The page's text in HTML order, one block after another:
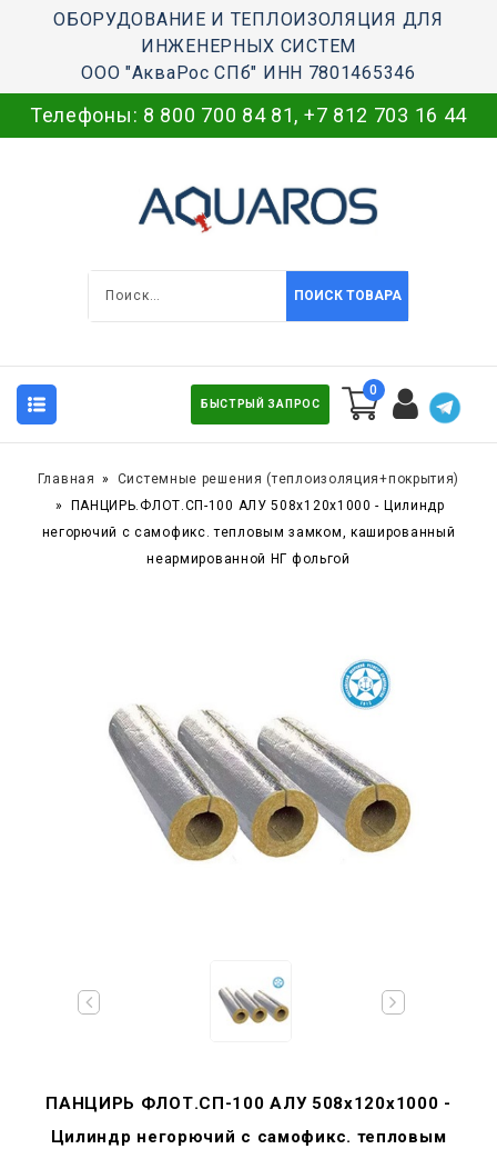
ОБОРУДОВАНИЕ И ТЕПЛОИЗОЛЯЦИЯ ДЛЯ
ИНЖЕНЕРНЫХ СИСТЕМ
ООО "АкваРос СПб" ИНН 7801465346
Телефоны: 8 800 700 84 81, +7 812 703 16 44
ПОИСК ТОВАРА
БЫСТРЫЙ ЗАПРОС
0
Главная
Системные решения (теплоизоляция+покрытия)
ПАНЦИРЬ.ФЛОТ.СП-100 АЛУ 508x120x1000 - Цилиндр
негорючий c самофикс. тепловым замком, кашированный
неармированной НГ фольгой
ПАНЦИРЬ ФЛОТ.СП-100 АЛУ 508x120x1000 -
Цилиндр негорючий c самофикс. тепловым